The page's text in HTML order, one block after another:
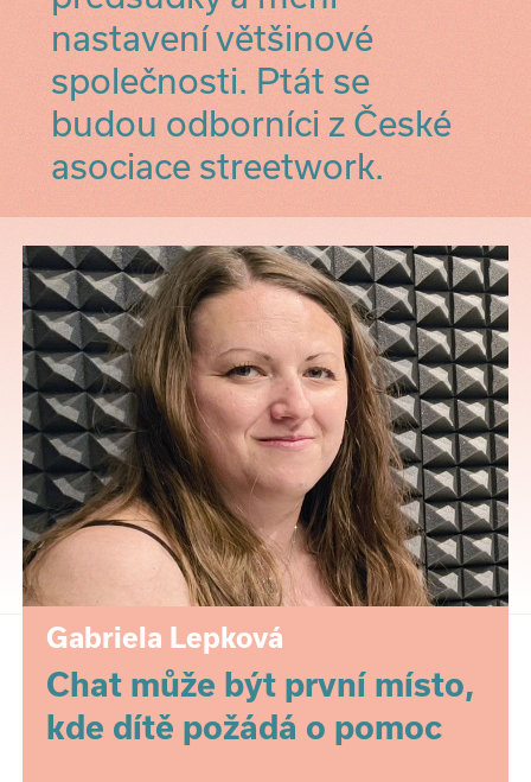
nastavení většinové
společnosti. Ptát se
budou odborníci z České
asociace streetwork.
Gabriela Lepková
Chat může být první místo,
kde dítě požádá o pomoc